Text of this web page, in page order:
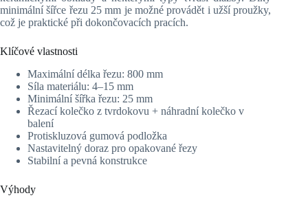
minimální šířce řezu 25 mm je možné provádět i užší proužky,
což je praktické při dokončovacích pracích.
Klíčové vlastnosti
Maximální délka řezu: 800 mm
Síla materiálu: 4–15 mm
Minimální šířka řezu: 25 mm
Řezací kolečko z tvrdokovu + náhradní kolečko v
balení
Protiskluzová gumová podložka
Nastavitelný doraz pro opakované řezy
Stabilní a pevná konstrukce
Výhody